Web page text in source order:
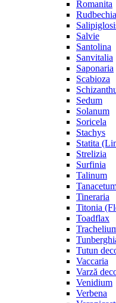
Romanita
Rudbechia
Salvie
Santolina
Sanvitalia
Saponaria
Scabioza
Sedum
Solanum
Soricela
Stachys
Statita
Strelizia
Surfinia
Talinum
Tineraria
Titonia
Toadflax
Tutun
Vaccaria
Varză
Venidium
Verbena